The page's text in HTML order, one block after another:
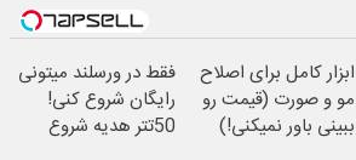
ابزار کامل برای اصلاح
مو و صورت (قیمت رو
ببینی باور نمیکنی!)
فقط در ورسلند میتونی
رایگان شروع کنی!
50تتر هدیه شروع